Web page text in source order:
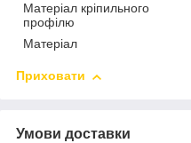
Матеріал кріпильного
профілю
Матеріал
Приховати
Умови доставки